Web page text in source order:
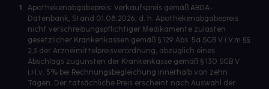
1
Apothekenabgabepreis: Verkaufspreis gemäß ABDA-
Datenbank, Stand 01.08.2026, d. h. Apothekenabgabepreis
nicht verschreibungspflichtiger Medikamente zulasten
gesetzlicher Krankenkassen gemäß § 129 Abs. 5a SGB V i.V.m §§
2,3 der Arzneimittelpreisverordnung, abzüglich eines
Abschlags zugunsten der Krankenkasse gemäß § 130 SGB V
i.H.v. 5% bei Rechnungsbegleichung innerhalb von zehn
Tagen. Der tatsächliche Preis erscheint nach Auswahl der